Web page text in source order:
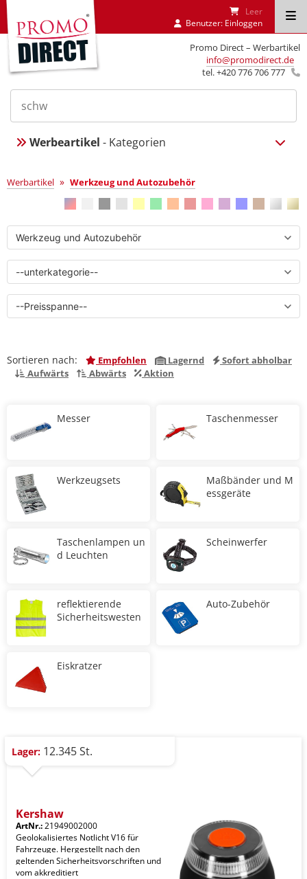
Promo Direct – Werbartikel
info@promodirect.de
tel. +420 776 706 777
Leer
Benutzer: Einloggen
Werbeartikel - Kategorien
Werkzeug und Autozubehör
Werbartikel » Werkzeug und Autozubehör
Sortieren nach: Empfohlen Lagernd
Sofort abholbar
Aufwärts
Abwärts Aktion
Messer Taschenmesser
Werkzeugsets
Maßbänder und M
essgeräte
Taschenlampen un
d Leuchten
Scheinwerfer
reflektierende
Sicherheitswesten
Auto-Zubehör
Eiskratzer
Lager: 12.345 St.
Kershaw
ArtNr.:21949002000
Geolokalisiertes Notlicht V16 für
Fahrzeuge. Hergestellt nach den
geltenden Sicherheitsvorschriften und
vom akkreditiert